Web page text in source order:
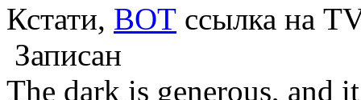
Кстати, ВОТ ссылка на
Записан
The dark is generous, and